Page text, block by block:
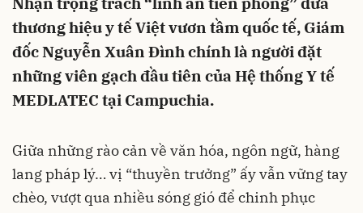
thương hiệu y tế Việt vươn tầm quốc tế, Giám
đốc Nguyễn Xuân Đình chính là người đặt
những viên gạch đầu tiên của Hệ thống Y tế
MEDLATEC tại Campuchia.
Giữa những rào cản về văn hóa, ngôn ngữ, hàng
lang pháp lý… vị “thuyền trưởng” ấy vẫn vững tay
chèo, vượt qua nhiều sóng gió để chinh phục